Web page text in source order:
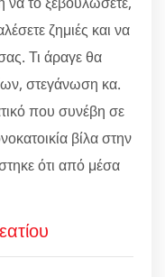
ζημιές και να
Τι άραγε θα
στεγάνωση κα.
που συνέβη σε
βίλα στην
ότι από μέσα